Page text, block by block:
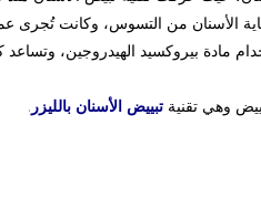
الأسنان من التسوس، وكانت تُجرى
وهي تقنية تبييض الأسنان بالليزر .